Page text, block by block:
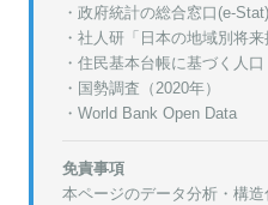
・政府統計の総合窓口(e-Stat)
・ 社人研「日本の地域別将来
・ 住民基本台帳に基づく人口
・ 国勢調査（2020年）
・World Bank Open Data
免責事項
本ページのデータ分析・構